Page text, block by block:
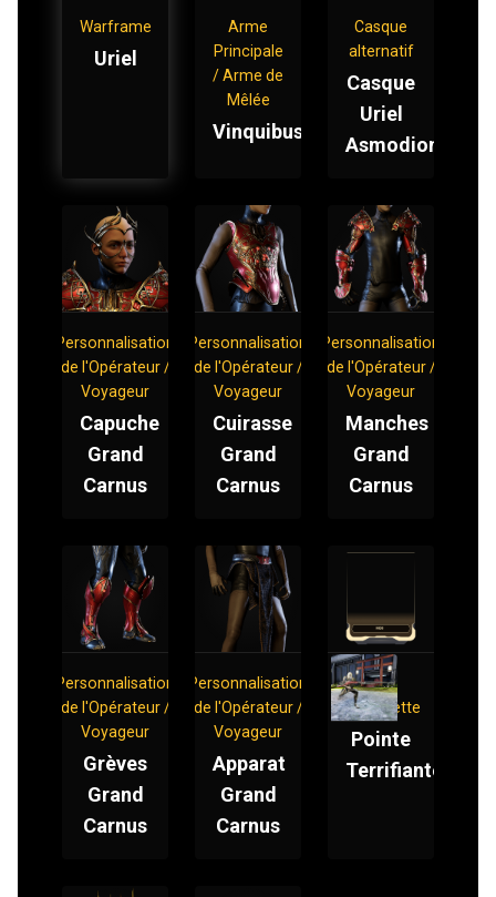
Warframe
Uriel
Arme
Principale
/ Arme de
Mêlée
Vinquibus
Casque
alternatif
Casque
Uriel
Asmodion
Personnalisation
de l'Opérateur /
Voyageur
Capuche
Grand
Carnus
Personnalisation
de l'Opérateur /
Voyageur
Cuirasse
Grand
Carnus
Personnalisation
de l'Opérateur /
Voyageur
Manches
Grand
Carnus
Personnalisation
de l'Opérateur /
Voyageur
Grèves
Grand
Carnus
Personnalisation
de l'Opérateur /
Voyageur
Apparat
Grand
Carnus
Mod
Baïonnette
Pointe
Terrifiante